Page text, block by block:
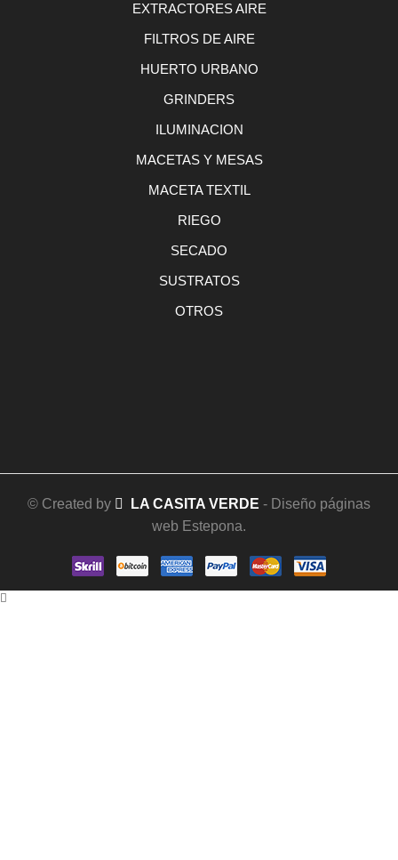
EXTRACTORES AIRE
FILTROS DE AIRE
HUERTO URBANO
GRINDERS
ILUMINACION
MACETAS Y MESAS
MACETA TEXTIL
RIEGO
SECADO
SUSTRATOS
OTROS
© Created by LA CASITA VERDE - Diseño páginas
web Estepona.